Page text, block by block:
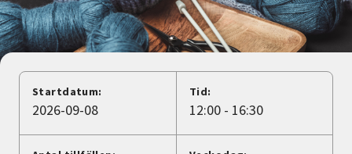
Cirkelledare
Nyheter
Avdelningar
Startdatum:
2026-09-08
Tid:
12:00 - 16:30